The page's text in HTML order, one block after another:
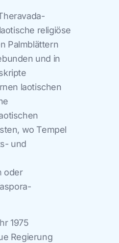
religiöse
Palmblättern
und in
laotischen
wo Tempel
und
oder
1975
Regierung